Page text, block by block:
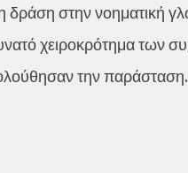
στην νοηματική
χειροκρότημα των
την παράσταση.